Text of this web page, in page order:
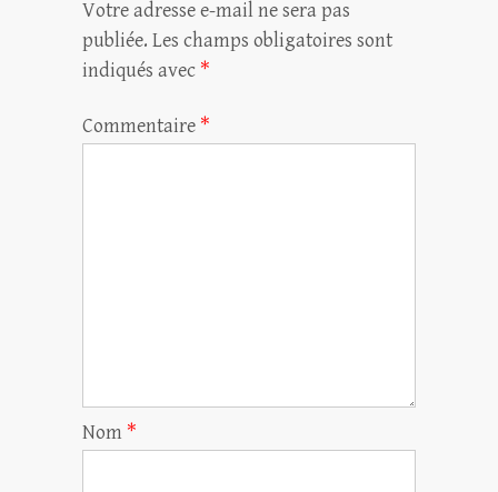
Votre adresse e-mail ne sera pas
publiée. Les champs obligatoires sont
indiqués avec *
Commentaire *
Nom *